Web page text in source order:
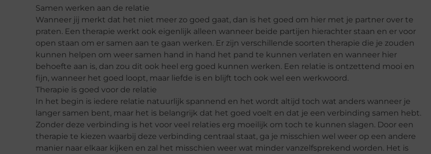
Samen werken aan de relatie
Wanneer jij merkt dat het niet meer zo goed gaat, dan is het goed om hier met je partner over te
praten. Een therapie werkt ook eigenlijk alleen wanneer beide partijen hierachter staan en er voor
open staan om er samen aan te gaan werken. Er zijn verschillende soorten therapie die je zouden
kunnen helpen om weer samen hand in hand het pand te kunnen verlaten en wanneer hier
behoefte aan is, dan zou dit ook heel erg goed kunnen werken. Een relatie is ontzettend mooi en
fijn, wanneer het goed loopt, maar liefde is en blijft toch ook wel een werkwoord.
Therapie is goed voor de relatie
In het begin is iedere relatie natuurlijk spannend en het wordt altijd toch wat anders wanneer je
langer samen bent, maar het is belangrijk dat het goed voelt en dat je een verbinding samen hebt.
Zonder deze verbinding is het voor veel relaties erg moeilijk om toch te kunnen slagen. Door een
therapie te kiezen waarbij deze verbinding centraal staat, ga je misschien wel weer op een andere
manier naar elkaar kijken en zal het misschien weer wat minder vanzelfsprekend worden. Het is